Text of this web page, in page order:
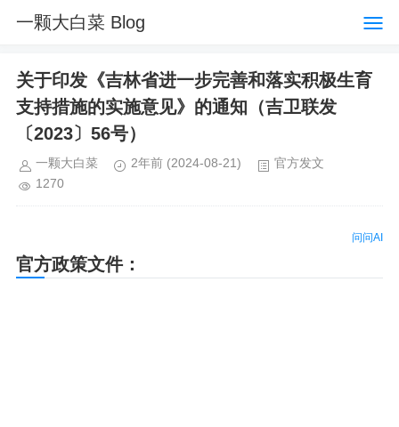
一颗大白菜 Blog
关于印发《吉林省进一步完善和落实积极生育
支持措施的实施意见》的通知（吉卫联发
〔2023〕56号）
一颗大白菜 2年前 (2024-08-21)
官方发文
1270
问问AI
官方政策文件：